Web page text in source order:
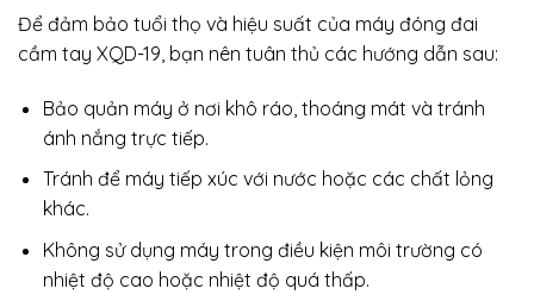
Để đảm bảo tuổi thọ và hiệu suất của máy đóng đai
cầm tay XQD-19, bạn nên tuân thủ các hướng dẫn sau:
Bảo quản máy ở nơi khô ráo, thoáng mát và tránh
ánh nắng trực tiếp.
Tránh để máy tiếp xúc với nước hoặc các chất lỏng
khác.
Không sử dụng máy trong điều kiện môi trường có
nhiệt độ cao hoặc nhiệt độ quá thấp.